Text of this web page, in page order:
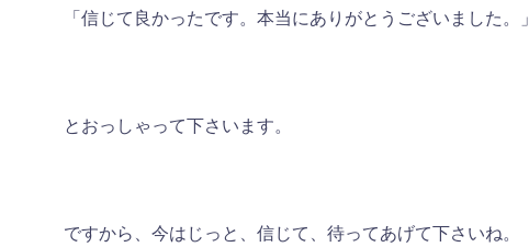
「信じて良かったです。本当にありがとうございました。」
とおっしゃって下さいます。
ですから、今はじっと、信じて、待ってあげて下さいね。